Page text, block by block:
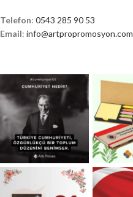
Telefon: 0543 285 90 53
Email: info@artpropromosyon.com